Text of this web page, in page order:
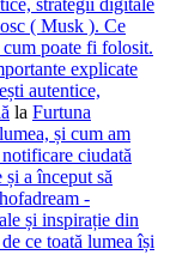
( Musk ). Ce
poate fi folosit.
explicate
autentice,
la Furtuna
și cum am
ciudată
a început să
-
și inspirație din
ce toată lumea își